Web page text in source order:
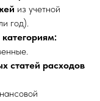
из учетной
год).
статей расходов